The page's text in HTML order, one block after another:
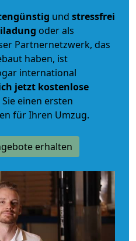
und stressfrei
oder als
Partnernetzwerk, das
haben, ist
international
jetzt kostenlose
einen ersten
für Ihren Umzug.
erhalten